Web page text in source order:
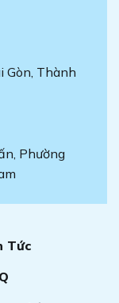
Gòn, Thành
Phường
Tức